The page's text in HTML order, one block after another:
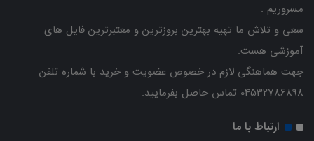
مسروریم .
سعی و تلاش ما تهیه بهترین بروزترین و معتبرترین فایل های
آموزشی هست.
جهت هماهنگی لازم در خصوص عضویت و خرید با شماره تلفن
04532786898 تماس حاصل بفرمایید.
ارتباط با ما